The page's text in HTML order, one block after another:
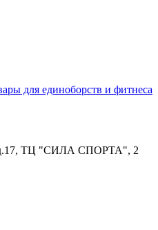
д.17, ТЦ "СИЛА СПОРТА", 2